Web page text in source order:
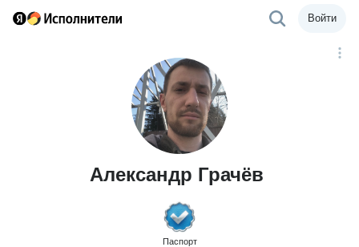
Войти
Александр Грачёв
Паспорт